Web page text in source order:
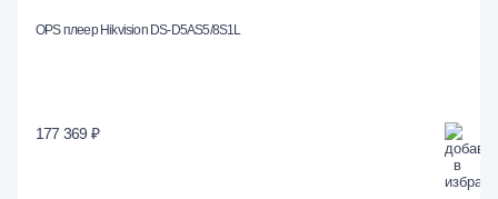
OPS плеер Hikvision DS-D5AS5/8S1L
177 369 ₽